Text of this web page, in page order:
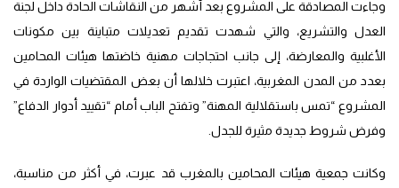
وجاءت المصادقة على المشروع بعد أشهر من النقاشات الحادة داخل لجنة
العدل والتشريع، والتي شهدت تقديم تعديلات متباينة بين مكونات
الأغلبية والمعارضة، إلى جانب احتجاجات مهنية خاضتها هيئات المحامين
بعدد من المدن المغربية، اعتبرت خلالها أن بعض المقتضيات الواردة في
المشروع “تمس باستقلالية المهنة” وتفتح الباب أمام “تقييد أدوار الدفاع”
وفرض شروط جديدة مثيرة للجدل.
وكانت جمعية هيئات المحامين بالمغرب قد عبرت، في أكثر من مناسبة،